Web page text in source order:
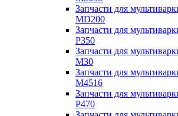
Запчасти для
MD200
Запчасти для
P350
Запчасти для
M30
Запчасти для
M4516
Запчасти для
P470